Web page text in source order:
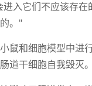
入它们不应该存
。"
鼠和细胞模型中
道干细胞自我毁灭。